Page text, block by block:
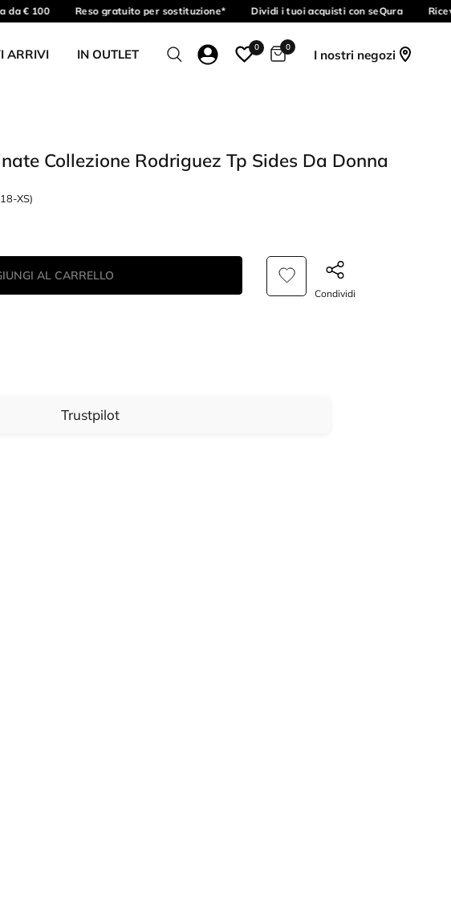
€ 100 Reso gratuito per sostituzione* Dividi i tuoi acquisti con seQura
ARRIVI IN OUTLET 0 0
I nostri negozi
Collezione Rodriguez Tp Sides Da Donna
XS)
AL CARRELLO
Condividi
Trustpilot